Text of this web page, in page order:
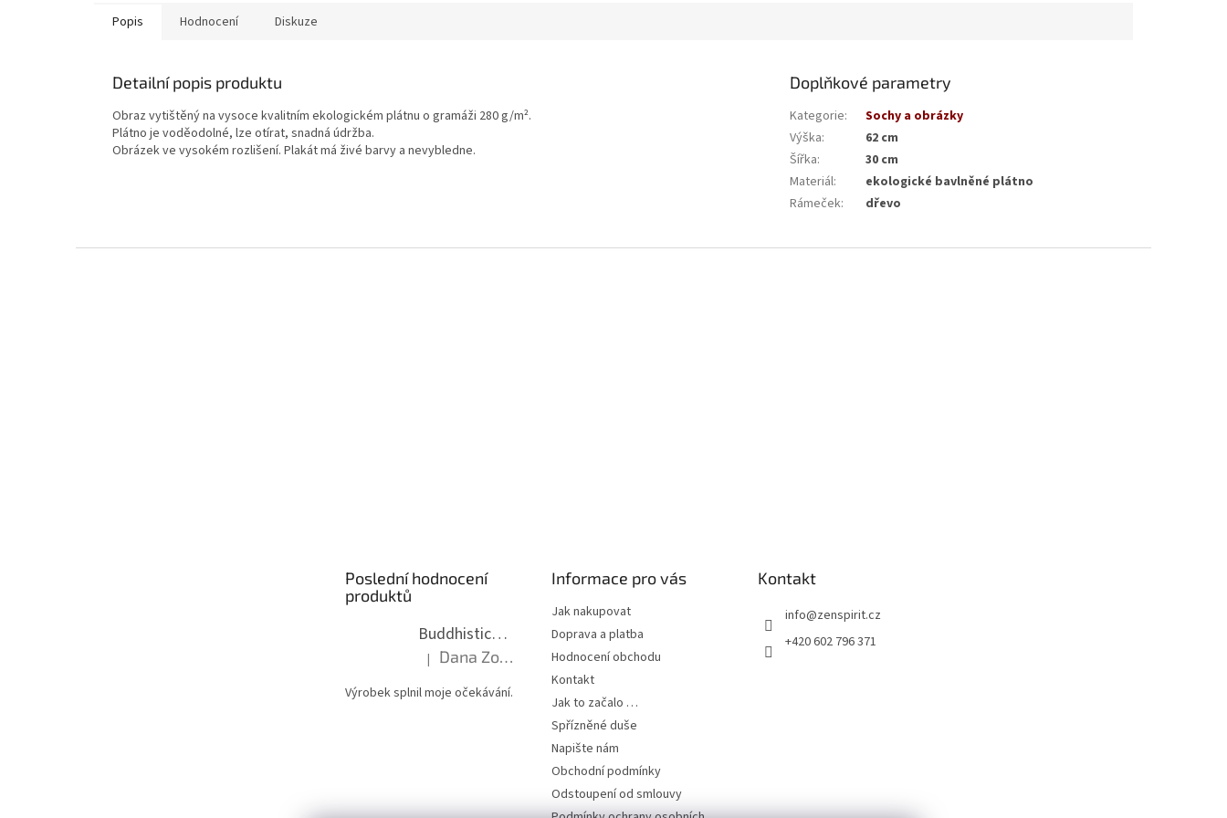
Popis Hodnocení Diskuze
Detailní popis produktu
Obraz vytištěný na vysoce kvalitním ekologickém plátnu o gramáži 280 g/m².
Plátno je voděodolné, lze otírat, snadná údržba.
Obrázek ve vysokém rozlišení. Plakát má živé barvy a nevybledne.
Doplňkové parametry
Kategorie:
Sochy a obrázky
Výška:
62 cm
Šířka:
30 cm
Materiál:
ekologické bavlněné plátno
Rámeček: dřevo
Poslední hodnocení
produktů
Buddhistická mala dlouhá - tmavé dřevo s uzlíky 8 mm
Hodnocení produktu je 5 z 5 hvězdiček.
| Dana Zoubkova
Výrobek splnil moje očekávání.
Informace pro vás
Jak nakupovat
Doprava a platba
Hodnocení obchodu
Kontakt
Jak to začalo …
Spřízněné duše
Napište nám
Obchodní podmínky
Odstoupení od smlouvy
Kontakt
info@zenspirit.cz
+420 602 796 371